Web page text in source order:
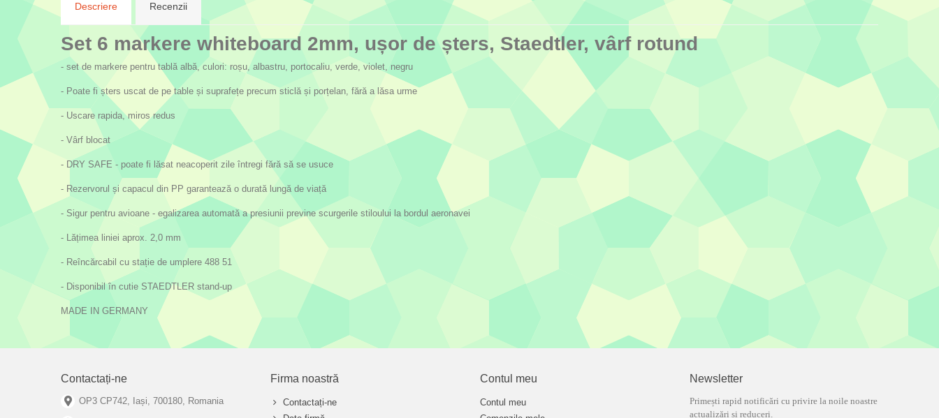
Descriere Recenzii
Set 6 markere whiteboard 2mm, ușor de șters, Staedtler, vârf rotund
- set de markere pentru tablă albă, culori: roșu, albastru, portocaliu, verde, violet, negru
- Poate fi șters uscat de pe table și suprafețe precum sticlă și porțelan, fără a lăsa urme
- Uscare rapida, miros redus
- Vârf blocat
- DRY SAFE - poate fi lăsat neacoperit zile întregi fără să se usuce
- Rezervorul și capacul din PP garantează o durată lungă de viață
- Sigur pentru avioane - egalizarea automată a presiunii previne scurgerile stiloului la bordul aeronavei
- Lățimea liniei aprox. 2,0 mm
- Reîncărcabil cu stație de umplere 488 51
- Disponibil în cutie STAEDTLER stand-up
MADE IN GERMANY
Contactați-ne
OP3 CP742, Iași, 700180, Romania
Firma noastră
Contactați-ne
Contul meu
Contul meu
Newsletter
Primești rapid notificări cu privire la noile noastre
actualizări și reduceri.